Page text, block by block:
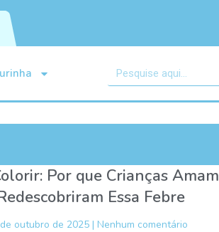
Por que Crianças Amam
Essa Febre
outubro de 2025 Nenhum comentário